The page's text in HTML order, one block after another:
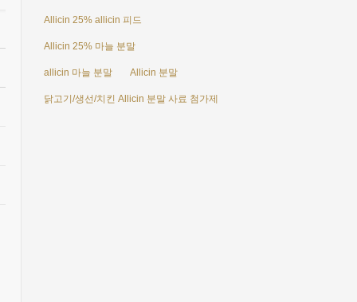
Allicin 25% allicin 피드
Allicin 25% 마늘 분말
allicin 마늘 분말 Allicin 분말
닭고기/생선/치킨 Allicin 분말 사료 첨가제